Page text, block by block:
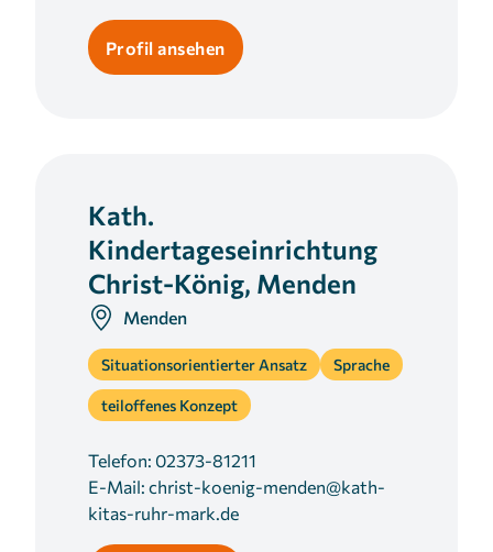
Profil ansehen
Kath.
Kindertageseinrichtung
Christ-König, Menden
Menden
Situationsorientierter Ansatz Sprache
teiloffenes Konzept
Telefon: 02373-81211
E-Mail: christ-koenig-menden@kath-
kitas-ruhr-mark.de